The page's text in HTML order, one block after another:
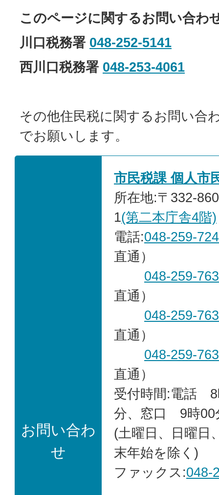
このページに関するお問い合わ
川口税務署 048-252-5141
西川口税務署 048-253-4061
その他住民税に関するお問い合
でお願いします。
お問い合わ
せ
市民税課 個人市
所在地:〒332-
1(第二本庁舎4階)
電話:048-259-
直通）
048-259-
直通）
048-259-
直通）
048-259-
直通）
受付時間:電話 8
分、窓口 9時00
(土曜日、日曜日
末年始を除く)
ファックス:048-